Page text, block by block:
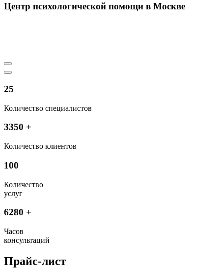
Центр психологической помощи в Москве
25
Количество специалистов
3350 +
Количество клиентов
100
Количество
услуг
6280 +
Часов
консультаций
Прайс-лист